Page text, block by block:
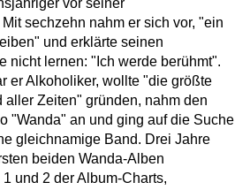
vor seiner
sechzehn nahm er sich vor, "ein
und erklärte seinen
nicht lernen: "Ich werde berühmt".
er Alkoholiker, wollte "die größte
aller Zeiten" gründen, nahm den
"Wanda" an und ging auf die Suche
gleichnamige Band. Drei Jahre
beiden Wanda-Alben
und 2 der Album-Charts,